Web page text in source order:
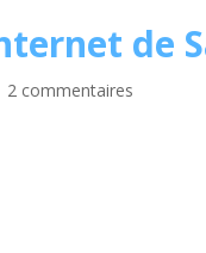
de
2 commentaires